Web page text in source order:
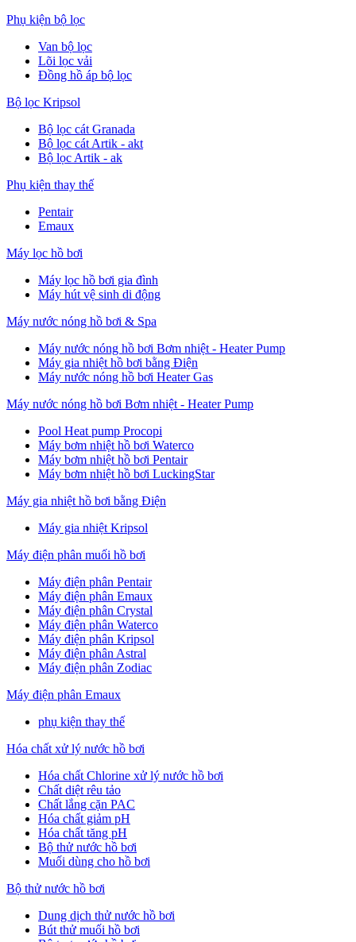
Phụ kiện bộ lọc
Van bộ lọc
Lõi lọc vải
Đồng hồ áp bộ lọc
Bộ lọc Kripsol
Bộ lọc cát Granada
Bộ lọc cát Artik - akt
Bộ lọc Artik - ak
Phụ kiện thay thế
Pentair
Emaux
Máy lọc hồ bơi
Máy lọc hồ bơi gia đình
Máy hút vệ sinh di động
Máy nước nóng hồ bơi & Spa
Máy nước nóng hồ bơi Bơm nhiệt - Heater Pump
Máy gia nhiệt hồ bơi bằng Điện
Máy nước nóng hồ bơi Heater Gas
Máy nước nóng hồ bơi Bơm nhiệt - Heater Pump
Pool Heat pump Procopi
Máy bơm nhiệt hồ bơi Waterco
Máy bơm nhiệt hồ bơi Pentair
Máy bơm nhiệt hồ bơi LuckingStar
Máy gia nhiệt hồ bơi bằng Điện
Máy gia nhiệt Kripsol
Máy điện phân muối hồ bơi
Máy điện phân Pentair
Máy điện phân Emaux
Máy điện phân Crystal
Máy điện phân Waterco
Máy điện phân Kripsol
Máy điện phân Astral
Máy điện phân Zodiac
Máy điện phân Emaux
phụ kiện thay thế
Hóa chất xử lý nước hồ bơi
Hóa chất Chlorine xử lý nước hồ bơi
Chất diệt rêu tảo
Chất lắng cặn PAC
Hóa chất giảm pH
Hóa chất tăng pH
Bộ thử nước hồ bơi
Muối dùng cho hồ bơi
Bộ thử nước hồ bơi
Dung dịch thử nước hồ bơi
Bút thử muối hồ bơi